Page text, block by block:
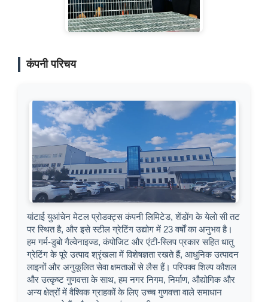
कंपनी परिचय
यांटाई युआंचेन मेटल प्रोडक्ट्स कंपनी लिमिटेड, शेंडोंग के येलो सी तट
पर स्थित है, और इसे स्टील ग्रेटिंग उद्योग में 23 वर्षों का अनुभव है।
हम गर्म-डुबो गैल्वेनाइज्ड, कंपोजिट और एंटी-स्लिप प्रकार सहित धातु
ग्रेटिंग के पूरे उत्पाद श्रृंखला में विशेषज्ञता रखते हैं, आधुनिक उत्पादन
लाइनों और अनुकूलित सेवा क्षमताओं से लैस हैं। परिपक्व शिल्प कौशल
और उत्कृष्ट गुणवत्ता के साथ, हम नगर निगम, निर्माण, औद्योगिक और
अन्य क्षेत्रों में वैश्विक ग्राहकों के लिए उच्च गुणवत्ता वाले समाधान